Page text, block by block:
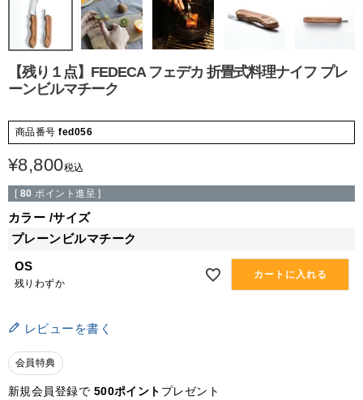
【残り１点】FEDECA フェデカ 折畳式料理ナイフ プレ
ーンビルマチーク
商品番号 fed056
¥8,800税込
[ 80 ポイント進呈 ]
カラー サイズ
プレーンビルマチーク
OS
残りわずか
カートに入れる
レビューを書く
会員特典
新規会員登録で 500ポイント プレゼント